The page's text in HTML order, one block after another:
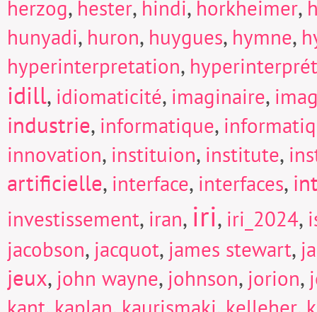
herzog, hester, hindi, horkheimer,
hunyadi, huron, huygues, hymne,
hyperinterpretation,
idill, idiomaticité, imaginaire,
industrie, informatique,
innovation, instituion, institute,
artificielle, interface, interfaces,
investissement, iran, iri, iri_2024,
jacobson, jacquot, james stewart,
jeux, john wayne, johnson, jorion,